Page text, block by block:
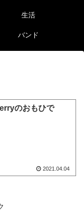
生活
バンド
のおもひで
2021.04.04